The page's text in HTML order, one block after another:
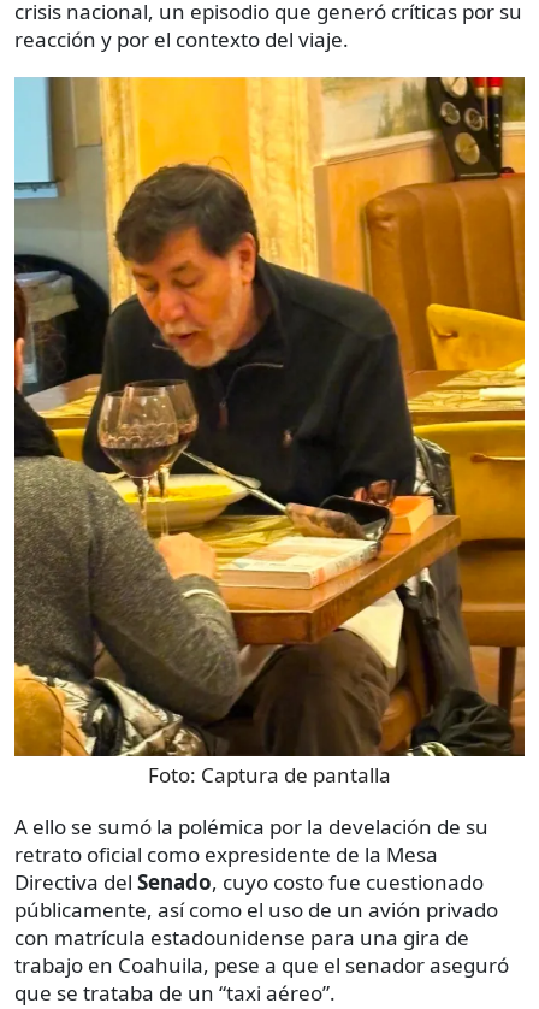
crisis nacional, un episodio que generó críticas por su
reacción y por el contexto del viaje.
Foto: Captura de pantalla
A ello se sumó la polémica por la develación de su
retrato oficial como expresidente de la Mesa
Directiva del Senado, cuyo costo fue cuestionado
públicamente, así como el uso de un avión privado
con matrícula estadounidense para una gira de
trabajo en Coahuila, pese a que el senador aseguró
que se trataba de un “taxi aéreo”.